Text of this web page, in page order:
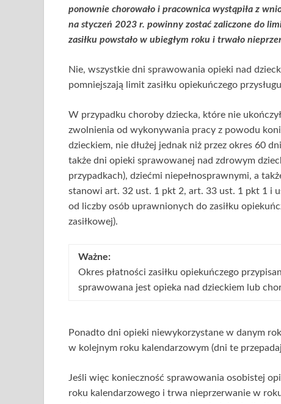
ponownie chorowało i pracownica wystąpiła z
na styczeń 2023 r. powinny zostać zaliczone do
zasiłku powstało w ubiegłym roku i trwało
Nie, wszystkie dni sprawowania opieki nad
pomniejszają limit zasiłku opiekuńczego
W przypadku choroby dziecka, które nie
zwolnienia od wykonywania pracy z powodu
dzieckiem, nie dłużej jednak niż przez okres 60
także dni opieki sprawowanej nad zdrowym
przypadkach), dziećmi niepełnosprawnymi, a
stanowi art. 32 ust. 1 pkt 2, art. 33 ust. 1 pkt 1 i
od liczby osób uprawnionych do zasiłku
zasiłkowej).
Ważne:
Okres płatności zasiłku opiekuńczego
sprawowana jest opieka nad dzieckiem lub
Ponadto dni opieki niewykorzystane w danym
w kolejnym roku kalendarzowym (dni te
Jeśli więc konieczność sprawowania osobistej
roku kalendarzowego i trwa nieprzerwanie w